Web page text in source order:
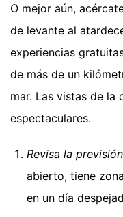
O mejor aún,
de levante al
experiencias
de más de un
mar. Las vistas de la
espectaculares.
Revisa la
abierto, tiene
en un día